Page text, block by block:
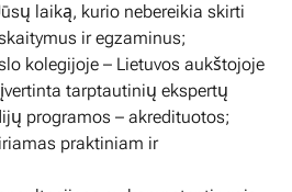
laiką, kurio nebereikia skirti
ir egzaminus;
kolegijoje – Lietuvos aukštojoje
tarptautinių ekspertų
programos – akredituotos;
praktiniam ir